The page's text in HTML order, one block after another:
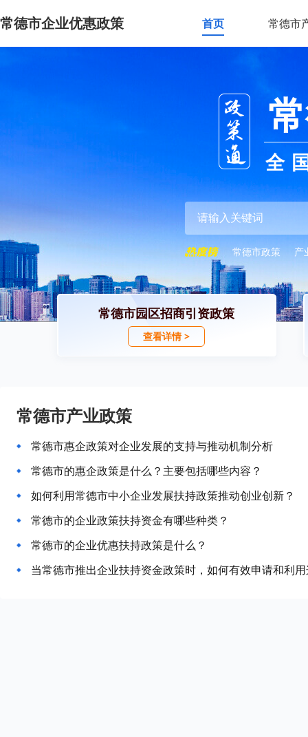
常德市企业优惠政策 首页 常德市
全
常德市政策 产
常德市园区招商引资政策
查看详情 >
常德市产业政策
常德市惠企政策对企业发展的支持与推动机制分析
常德市的惠企政策是什么？主要包括哪些内容？
如何利用常德市中小企业发展扶持政策推动创业创新？
常德市的企业政策扶持资金有哪些种类？
常德市的企业优惠扶持政策是什么？
当常德市推出企业扶持资金政策时，如何有效申请和利